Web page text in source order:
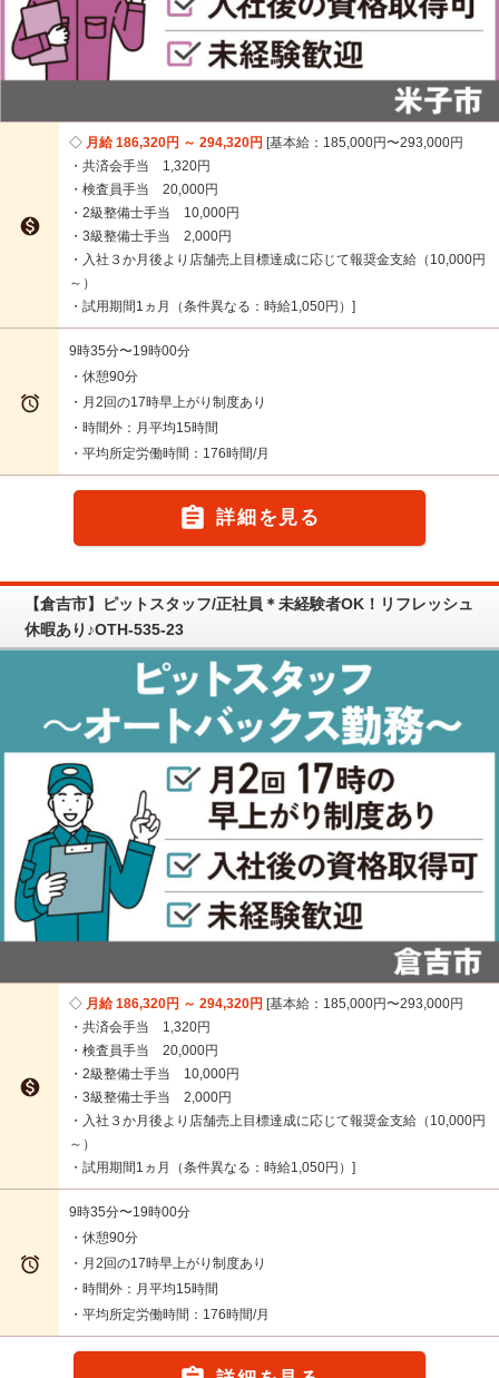

月給 186,320円 ～ 294,320円 基本給：185,000円〜293,000円
・共済会手当 1,320円
・検査員手当 20,000円
・2級整備士手当 10,000円
・3級整備士手当 2,000円
・入社３か月後より店舗売上目標達成に応じて報奨金支給（10,000円
～）
・試用期間1ヵ月（条件異なる：時給1,050円）

9時35分〜19時00分
・休憩90分
・月2回の17時早上がり制度あり
・時間外：月平均15時間
・平均所定労働時間：176時間/月
 詳細を見る
【倉吉市】ピットスタッフ/正社員＊未経験者OK！リフレッシュ
休暇あり♪OTH-535-23

月給 186,320円 ～ 294,320円 基本給：185,000円〜293,000円
・共済会手当 1,320円
・検査員手当 20,000円
・2級整備士手当 10,000円
・3級整備士手当 2,000円
・入社３か月後より店舗売上目標達成に応じて報奨金支給（10,000円
～）
・試用期間1ヵ月（条件異なる：時給1,050円）

9時35分〜19時00分
・休憩90分
・月2回の17時早上がり制度あり
・時間外：月平均15時間
・平均所定労働時間：176時間/月